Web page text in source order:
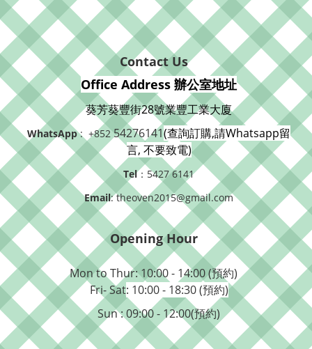
Contact Us
Office Address 辦公室地址
葵芳葵豐街28號業豐工業大廈
WhatsApp: +85254276141(查詢訂購,請Whatsapp留
言, 不要致電)
Tel：5427 6141
Email: theoven2015@gmail.com
Opening Hour
Mon to Thur: 10:00 - 14:00 (預約)
Fri- Sat: 10:00 - 18:30 (預約)
Sun : 09:00 - 12:00(預約)